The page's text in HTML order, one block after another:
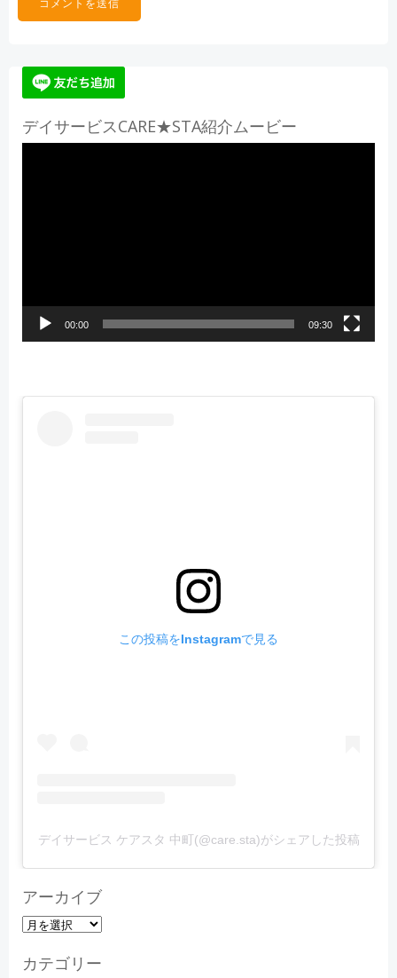
デイサービスCARE★STA紹介ムービー
00:00 09:30
この投稿をInstagramで見る
デイサービス ケアスタ 中町(@care.sta)がシェアした投稿
アーカイブ
ア
カ
カテゴリー